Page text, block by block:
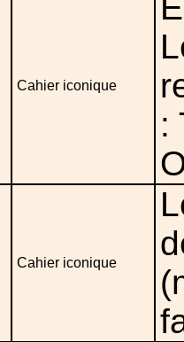
Cahier iconique
:
Cahier iconique